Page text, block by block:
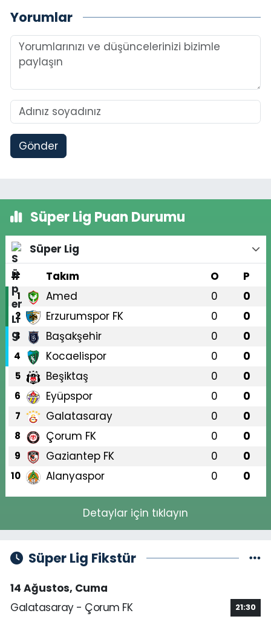
Yorumlar
Gönder
Süper Lig Puan Durumu
Süper Lig
#
Takım O P
1 Amed 0 0
2 Erzurumspor FK 0 0
3 Başakşehir 0 0
4 Kocaelispor 0 0
5 Beşiktaş 0 0
6 Eyüpspor 0 0
7 Galatasaray 0 0
8 Çorum FK 0 0
9 Gaziantep FK 0 0
10 Alanyaspor 0 0
Detaylar için tıklayın
Süper Lig Fikstür
14 Ağustos, Cuma
Galatasaray - Çorum FK
21:30